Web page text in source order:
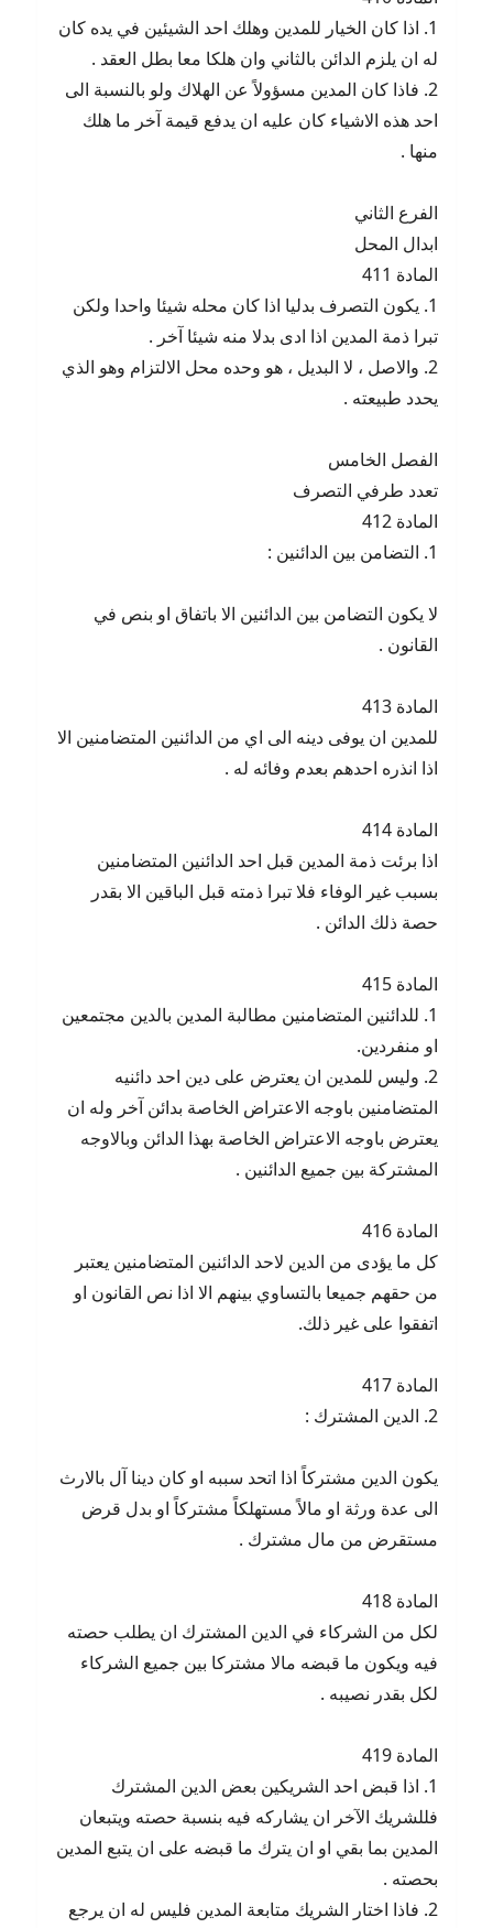
1. اذا كان الخيار للمدين وهلك احد الشيئين في يده كان
له ان يلزم الدائن بالثاني وان هلكا معا بطل العقد .
2. فاذا كان المدين مسؤولاً عن الهلاك ولو بالنسبة الى
احد هذه الاشياء كان عليه ان يدفع قيمة آخر ما هلك
منها .
الفرع الثاني
ابدال المحل
المادة 411
1. يكون التصرف بدليا اذا كان محله شيئا واحدا ولكن
تبرا ذمة المدين اذا ادى بدلا منه شيئا آخر .
2. والاصل ، لا البديل ، هو وحده محل الالتزام وهو الذي
يحدد طبيعته .
الفصل الخامس
تعدد طرفي التصرف
المادة 412
1. التضامن بين الدائنين :
لا يكون التضامن بين الدائنين الا باتفاق او بنص في
القانون .
المادة 413
للمدين ان يوفى دينه الى اي من الدائنين المتضامنين الا
اذا انذره احدهم بعدم وفائه له .
المادة 414
اذا برئت ذمة المدين قبل احد الدائنين المتضامنين
بسبب غير الوفاء فلا تبرا ذمته قبل الباقين الا بقدر
حصة ذلك الدائن .
المادة 415
1. للدائنين المتضامنين مطالبة المدين بالدين مجتمعين
او منفردين.
2. وليس للمدين ان يعترض على دين احد دائنيه
المتضامنين باوجه الاعتراض الخاصة بدائن آخر وله ان
يعترض باوجه الاعتراض الخاصة بهذا الدائن وبالاوجه
المشتركة بين جميع الدائنين .
المادة 416
كل ما يؤدى من الدين لاحد الدائنين المتضامنين يعتبر
من حقهم جميعا بالتساوي بينهم الا اذا نص القانون او
اتفقوا على غير ذلك.
المادة 417
2. الدين المشترك :
يكون الدين مشتركاً اذا اتحد سببه او كان دينا آل بالارث
الى عدة ورثة او مالاً مستهلكاً مشتركاً او بدل قرض
مستقرض من مال مشترك .
المادة 418
لكل من الشركاء في الدين المشترك ان يطلب حصته
فيه ويكون ما قبضه مالا مشتركا بين جميع الشركاء
لكل بقدر نصيبه .
المادة 419
1. اذا قبض احد الشريكين بعض الدين المشترك
فللشريك الآخر ان يشاركه فيه بنسبة حصته ويتبعان
المدين بما بقي او ان يترك ما قبضه على ان يتبع المدين
بحصته .
2. فاذا اختار الشريك متابعة المدين فليس له ان يرجع